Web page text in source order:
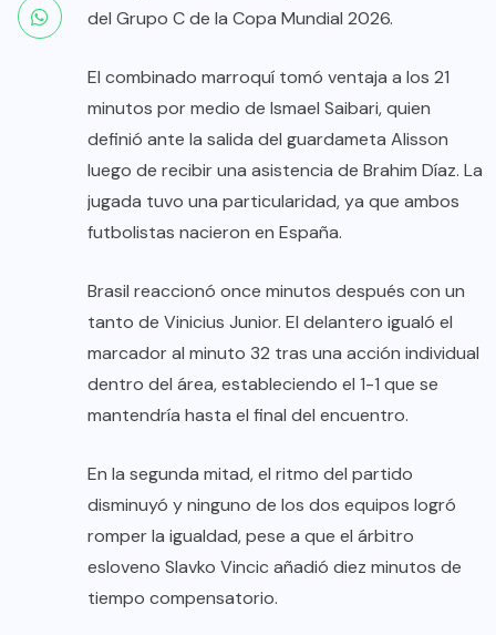
del Grupo C de la Copa Mundial 2026.
El combinado marroquí tomó ventaja a los 21
minutos por medio de Ismael Saibari, quien
definió ante la salida del guardameta Alisson
luego de recibir una asistencia de Brahim Díaz. La
jugada tuvo una particularidad, ya que ambos
futbolistas nacieron en España.
Brasil reaccionó once minutos después con un
tanto de Vinicius Junior. El delantero igualó el
marcador al minuto 32 tras una acción individual
dentro del área, estableciendo el 1-1 que se
mantendría hasta el final del encuentro.
En la segunda mitad, el ritmo del partido
disminuyó y ninguno de los dos equipos logró
romper la igualdad, pese a que el árbitro
esloveno Slavko Vincic añadió diez minutos de
tiempo compensatorio.